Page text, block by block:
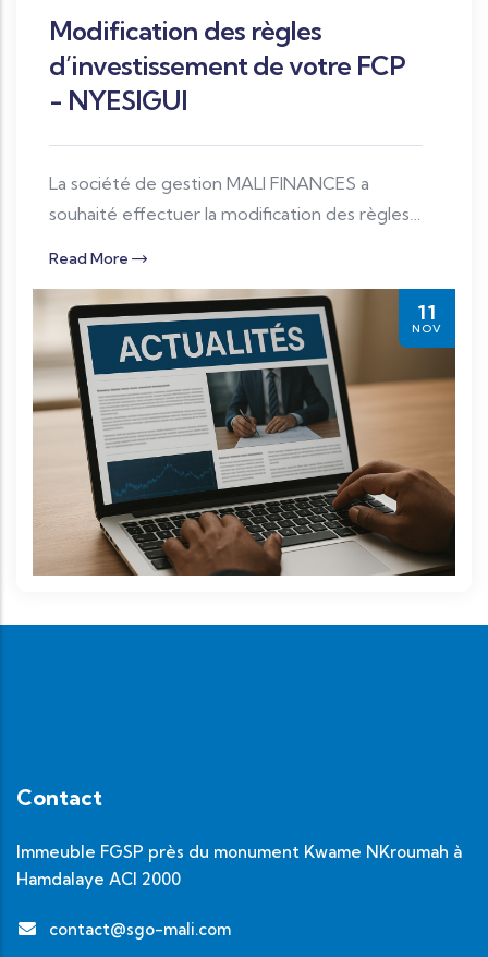
Modification des règles
d’investissement de votre FCP
- NYESIGUI
La société de gestion MALI FINANCES a
souhaité effectuer la modification des règles
UMOA/2021.
Read More
11
NOV
Contact
Immeuble FGSP près du monument Kwame NKroumah à
Hamdalaye ACI 2000
contact@sgo-mali.com